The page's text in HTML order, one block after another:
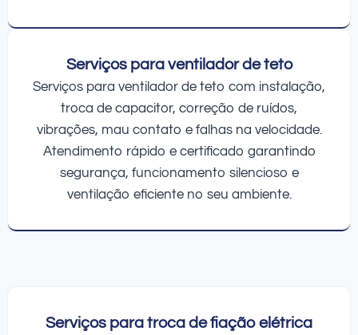
Serviços para ventilador de teto
Serviços para ventilador de teto com instalação,
troca de capacitor, correção de ruídos,
vibrações, mau contato e falhas na velocidade.
Atendimento rápido e certificado garantindo
segurança, funcionamento silencioso e
ventilação eficiente no seu ambiente.
Serviços para troca de fiação elétrica